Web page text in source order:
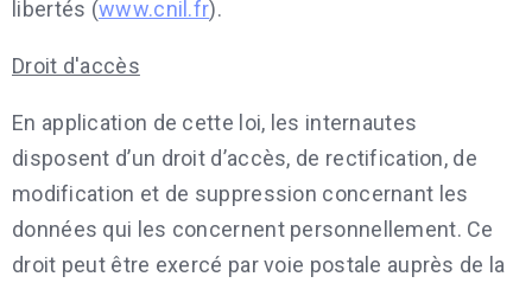
libertés (www.cnil.fr).
Droit d'accès
En application de cette loi, les internautes
disposent d’un droit d’accès, de rectification, de
modification et de suppression concernant les
données qui les concernent personnellement. Ce
droit peut être exercé par voie postale auprès de la